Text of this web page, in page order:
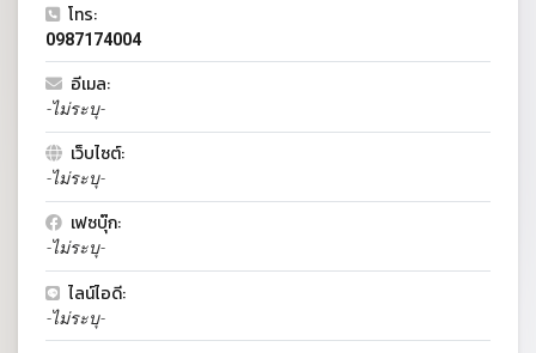
โทร:
0987174004
อีเมล:
-ไม่ระบุ-
เว็บไซต์:
-ไม่ระบุ-
เฟซบุ๊ก:
-ไม่ระบุ-
ไลน์ไอดี:
-ไม่ระบุ-